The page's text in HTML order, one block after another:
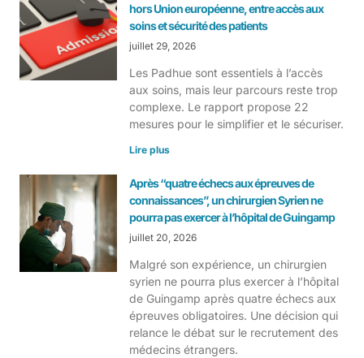
hors Union européenne, entre accès aux
soins et sécurité des patients
juillet 29, 2026
Les Padhue sont essentiels à l’accès
aux soins, mais leur parcours reste trop
complexe. Le rapport propose 22
mesures pour le simplifier et le sécuriser.
Lire plus
Après “quatre échecs aux épreuves de
connaissances”, un chirurgien Syrien ne
pourra pas exercer à l’hôpital de Guingamp
juillet 20, 2026
Malgré son expérience, un chirurgien
syrien ne pourra plus exercer à l’hôpital
de Guingamp après quatre échecs aux
épreuves obligatoires. Une décision qui
relance le débat sur le recrutement des
médecins étrangers.